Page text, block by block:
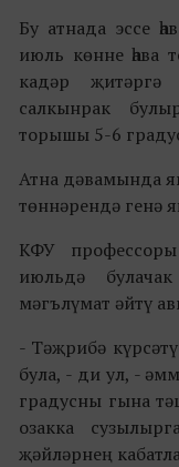
Бу атнада эссе
июль көнне һава
кадәр
салкынрак
торышы 5-6
Атна дәвамында
төннәрендә генә
КФУ
июльдә
мәгълүмат әйтү
- Тәҗрибә
була, - ди ул, -
градусны гына
озакка
җәйләрнең